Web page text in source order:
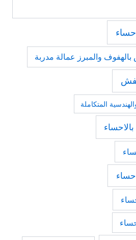
والمبرز عمالة مدربة
المتكاملة